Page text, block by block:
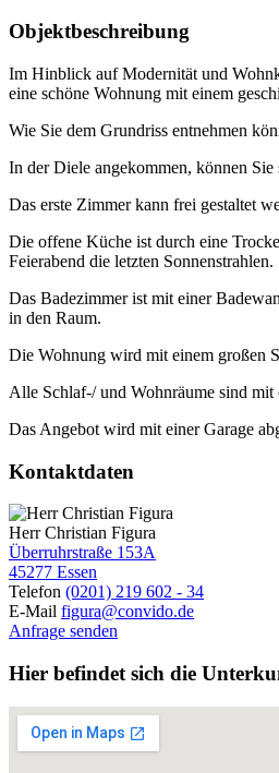
Objektbeschreibung
Im Hinblick auf Modernität und
eine schöne Wohnung mit einem
Wie Sie dem Grundriss entnehmen
In der Diele angekommen, können
Das erste Zimmer kann frei gestaltet
Die offene Küche ist durch eine
Feierabend die letzten Sonnenstrahlen.
Das Badezimmer ist mit einer
in den Raum.
Die Wohnung wird mit einem großen
Alle Schlaf-/ und Wohnräume sind mit
Das Angebot wird mit einer Garage
Kontaktdaten
Herr Christian Figura
Überruhrstraße 153A
45277 Essen
Telefon (0201) 219 602 - 34
E-Mail figura@convido.de
Anfrage senden
Hier befindet sich die